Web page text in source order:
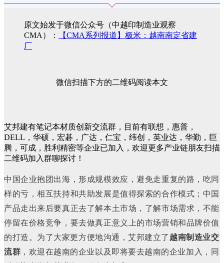
原文始发于微信公众号（中越印制造业观察
CMA）：
【CMA系列报道】极米：越南南定省建
厂
微信扫描下方的二维码阅读本文
艾邦建有笔记本材质创新交流群，目前有联想，惠普，
DELL，华硕，宏碁，广达，仁宝，纬创，英业达，华勤，巨
腾，可成，胜利精密等企业已加入，欢迎更多产业链朋友扫描
二维码加入群聊探讨！
中国企业抱团出海，形成规模效应，避免走重复的路，吃同
样的亏，相互扶持和共助发展是值得探索的合作模式；中国
产品走出来后要真正去了解本土市场，了解市场需求，不能
停留在价格竞争，要去做真正意义上的市场营销和品牌价值
的打造。 为了大家更方便地沟通，艾邦建立了越南制造业交
流群 ，欢迎在越南的企业以及即将要去越南的企业加入，同